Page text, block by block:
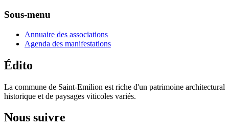
Sous-menu
Annuaire des associations
Agenda des manifestations
Édito
La commune de Saint-Emilion est riche d'un patrimoine architectural
historique et de paysages viticoles variés.
Nous suivre